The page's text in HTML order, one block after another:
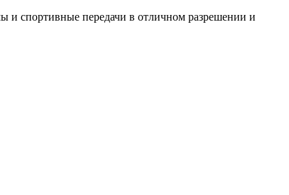
и спортивные передачи в отличном разрешении и